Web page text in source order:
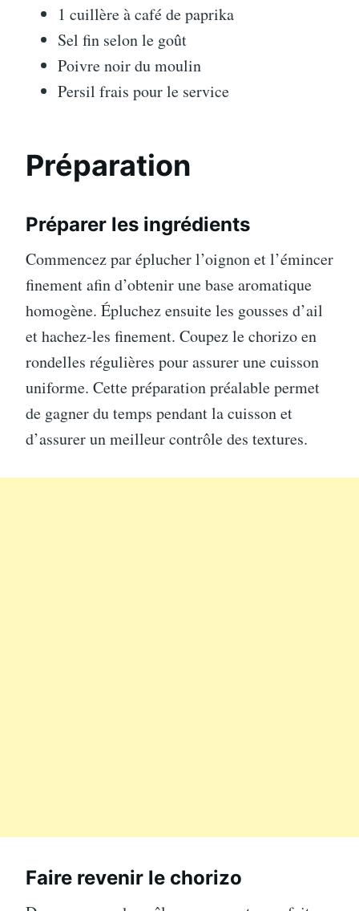
1 cuillère à café de paprika
Sel fin selon le goût
Poivre noir du moulin
Persil frais pour le service
Préparation
Préparer les ingrédients
Commencez par éplucher l’oignon et l’émincer
finement afin d’obtenir une base aromatique
homogène. Épluchez ensuite les gousses d’ail
et hachez-les finement. Coupez le chorizo en
rondelles régulières pour assurer une cuisson
uniforme. Cette préparation préalable permet
de gagner du temps pendant la cuisson et
d’assurer un meilleur contrôle des textures.
Faire revenir le chorizo